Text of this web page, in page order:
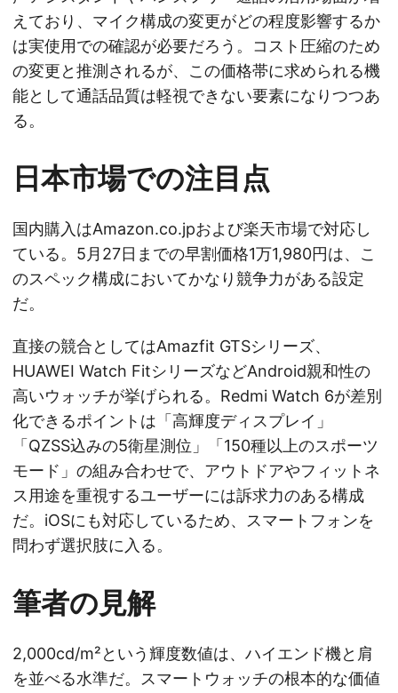
えており、マイク構成の変更がどの程度影響するか
は実使用での確認が必要だろう。コスト圧縮のため
の変更と推測されるが、この価格帯に求められる機
能として通話品質は軽視できない要素になりつつあ
る。
日本市場での注目点
国内購入はAmazon.co.jpおよび楽天市場で対応し
ている。5月27日までの早割価格1万1,980円は、こ
のスペック構成においてかなり競争力がある設定
だ。
直接の競合としてはAmazfit GTSシリーズ、
HUAWEI Watch FitシリーズなどAndroid親和性の
高いウォッチが挙げられる。Redmi Watch 6が差別
化できるポイントは「高輝度ディスプレイ」
「QZSS込みの5衛星測位」「150種以上のスポーツ
モード」の組み合わせで、アウトドアやフィットネ
ス用途を重視するユーザーには訴求力のある構成
だ。iOSにも対応しているため、スマートフォンを
問わず選択肢に入る。
筆者の見解
2,000cd/m²という輝度数値は、ハイエンド機と肩
を並べる水準だ。スマートウォッチの根本的な価値